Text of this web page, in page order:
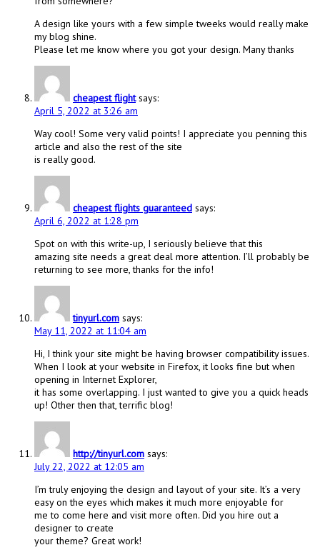
A design like yours with a few simple tweeks would really make
my blog shine.
Please let me know where you got your design. Many thanks
cheapest flight says:
April 5, 2022 at 3:26 am
Way cool! Some very valid points! I appreciate you penning this
article and also the rest of the site
is really good.
cheapest flights guaranteed says:
April 6, 2022 at 1:28 pm
Spot on with this write-up, I seriously believe that this
amazing site needs a great deal more attention. I’ll probably be
returning to see more, thanks for the info!
tinyurl.com says:
May 11, 2022 at 11:04 am
Hi, I think your site might be having browser compatibility issues.
When I look at your website in Firefox, it looks fine but when
opening in Internet Explorer,
it has some overlapping. I just wanted to give you a quick heads
up! Other then that, terrific blog!
http://tinyurl.com says:
July 22, 2022 at 12:05 am
I’m truly enjoying the design and layout of your site. It’s a very
easy on the eyes which makes it much more enjoyable for
me to come here and visit more often. Did you hire out a
designer to create
your theme? Great work!